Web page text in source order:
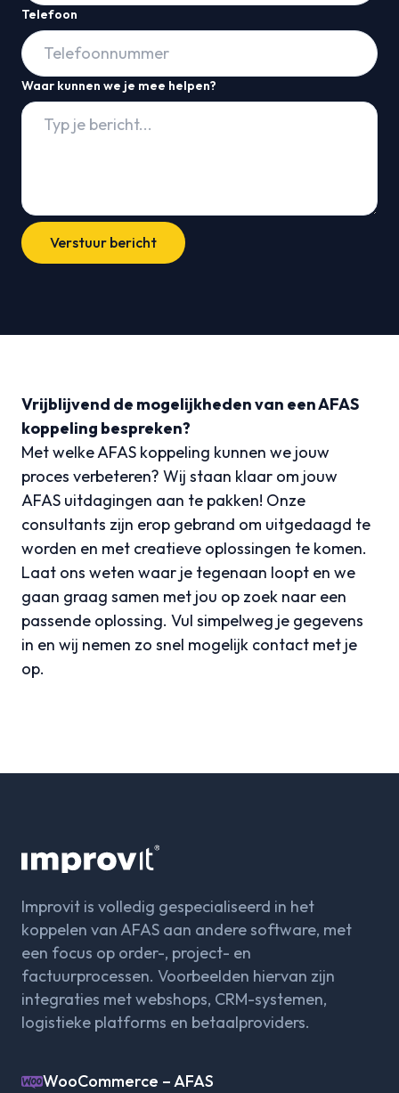
Telefoon
Waar kunnen we je mee helpen?
Verstuur bericht
Vrijblijvend de mogelijkheden van een AFAS
koppeling bespreken?
Met welke AFAS koppeling kunnen we jouw
proces verbeteren? Wij staan klaar om jouw
AFAS uitdagingen aan te pakken! Onze
consultants zijn erop gebrand om uitgedaagd te
worden en met creatieve oplossingen te komen.
Laat ons weten waar je tegenaan loopt en we
gaan graag samen met jou op zoek naar een
passende oplossing. Vul simpelweg je gegevens
in en wij nemen zo snel mogelijk contact met je
op.
Improvit is volledig gespecialiseerd in het
koppelen van AFAS aan andere software, met
een focus op order-, project- en
factuurprocessen. Voorbeelden hiervan zijn
integraties met webshops, CRM-systemen,
logistieke platforms en betaalproviders.
WooCommerce – AFAS